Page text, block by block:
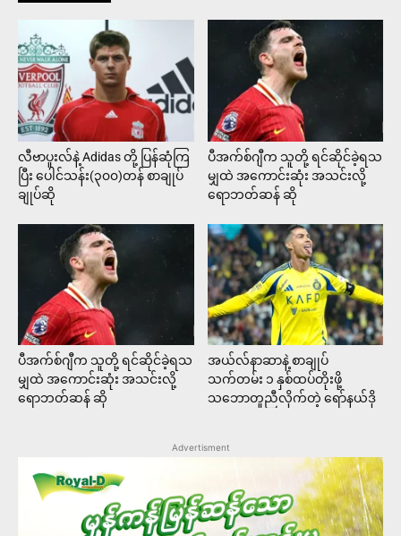
လီဗာပူးလ်နဲ့ Adidas တို့ ပြန်ဆုံကြ
ပြီး ပေါင်သန်း(၃၀၀)တန် စာချုပ်
ချုပ်ဆို
ပီအက်စ်ဂျီက သူတို့ ရင်ဆိုင်ခဲ့ရသ
မျှထဲ အကောင်းဆုံး အသင်းလို့
ရောဘတ်ဆန် ဆို
ပီအက်စ်ဂျီက သူတို့ ရင်ဆိုင်ခဲ့ရသ
မျှထဲ အကောင်းဆုံး အသင်းလို့
ရောဘတ်ဆန် ဆို
အယ်လ်နာဆာနဲ့ စာချုပ်
သက်တမ်း ၁ နှစ်ထပ်တိုးဖို့
သဘောတူညီလိုက်တဲ့ ရော်နယ်ဒို
Advertisment